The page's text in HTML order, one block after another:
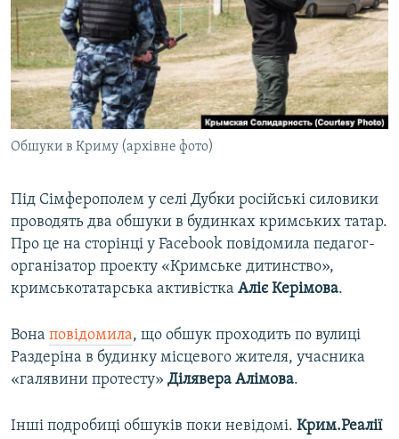
ВІДЕОУРОКИ «ELIFBE»
СВІДЧЕННЯ ОКУПАЦІЇ
УКРАЇНСЬКА ПРОБЛЕМА КРИМУ
ІНФОГРАФІКА
Русский
Qırımtatar
ДОЛУЧАЙСЯ!
Усі сайти RFE/RL
Обшуки в Криму (архівне фото)
Під Сімферополем у селі Дубки російські силовики
проводять два обшуки в будинках кримських татар.
Про це на сторінці у Facebook повідомила педагог-
організатор проекту «Кримське дитинство»,
кримськотатарська активістка Аліє Керімова.
Вона повідомила, що обшук проходить по вулиці
Раздеріна в будинку місцевого жителя, учасника
«галявини протесту» Ділявера Алімова.
Інші подробиці обшуків поки невідомі. Крим.Реалії